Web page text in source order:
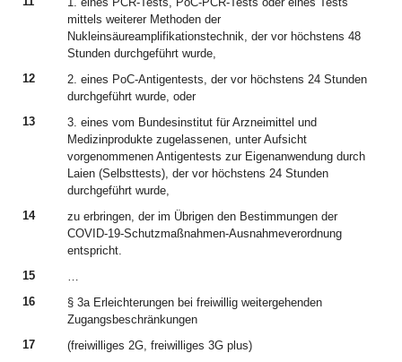
mittels weiterer Methoden der
Nukleinsäureamplifikationstechnik, der vor höchstens 48
Stunden durchgeführt wurde,
12
2. eines PoC-Antigentests, der vor höchstens 24 Stunden
durchgeführt wurde, oder
13
3. eines vom Bundesinstitut für Arzneimittel und
Medizinprodukte zugelassenen, unter Aufsicht
vorgenommenen Antigentests zur Eigenanwendung durch
Laien (Selbsttests), der vor höchstens 24 Stunden
durchgeführt wurde,
14
zu erbringen, der im Übrigen den Bestimmungen der
COVID-19-Schutzmaßnahmen-Ausnahmeverordnung
entspricht.
15
…
16
§ 3a Erleichterungen bei freiwillig weitergehenden
Zugangsbeschränkungen
17
(freiwilliges 2G, freiwilliges 3G plus)